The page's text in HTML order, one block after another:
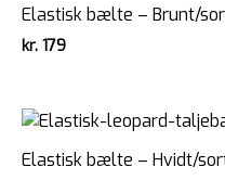
Elastisk bælte – Brunt/
kr. 179
Elastisk bælte – Hvidt/